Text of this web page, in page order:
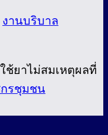
งานบริบาล
ช้ยาไม่สมเหตุผลที่
กรชุมชน